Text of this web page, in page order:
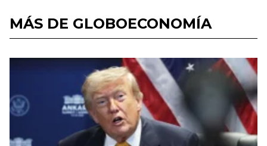
MÁS DE GLOBOECONOMÍA